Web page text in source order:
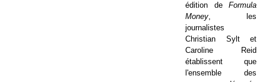
édition de Formula
Money, les
journalistes
Christian Sylt et
Caroline Reid
établissent que
l'ensemble des